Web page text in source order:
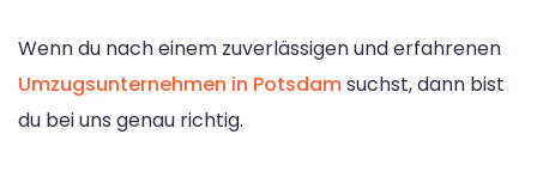
Wenn du nach einem zuverlässigen und erfahrenen
Umzugsunternehmen in Potsdamsuchst, dann bist
du bei uns genau richtig.